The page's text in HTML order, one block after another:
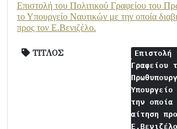
Επιστολή του Πολιτικού Γραφείου του
το Υπουργείο Ναυτικών με την οποία
προς τον Ε.Βενιζέλο.
ΤΙΤΛΟΣ
Επιστολή
Γραφείου
την οποία
αίτηση